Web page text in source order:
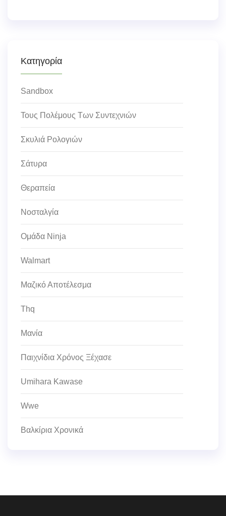
Κατηγορία
Sandbox
Τους Πολέμους Των Συντεχνιών
Σκυλιά Ρολογιών
Σάτυρα
Θεραπεία
Νοσταλγία
Ομάδα Ninja
Walmart
Μαζικό Αποτέλεσμα
Thq
Μανία
Παιχνίδια Χρόνος Ξέχασε
Umihara Kawase
Wwe
Βαλκίρια Χρονικά